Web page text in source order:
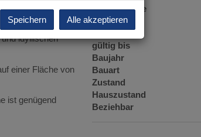
idyllischen
einer Fläche von
ist genügend
Abstellräume
HWB
fGEE
gültig bis
Baujahr
Bauart
Zustand
Hauszustand
Beziehbar
Speichern Alle akzeptieren